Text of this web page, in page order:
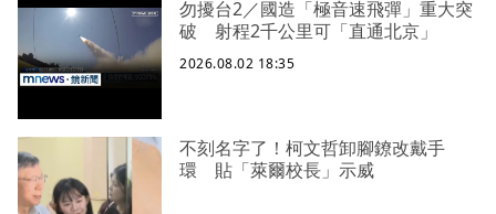
勿擾台2／國造「極音速飛彈」重大突
破 射程2千公里可「直通北京」
2026.08.02 18:35
不刻名字了！柯文哲卸腳鐐改戴手
環 貼「萊爾校長」示威